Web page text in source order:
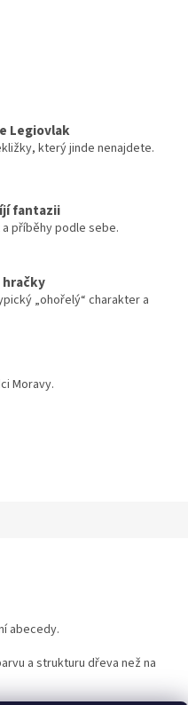
Legiovlak
který jinde nenajdete.
fantazii
příběhy podle sebe.
„ohořelý“ charakter a
Moravy.
abecedy.
a strukturu dřeva než na